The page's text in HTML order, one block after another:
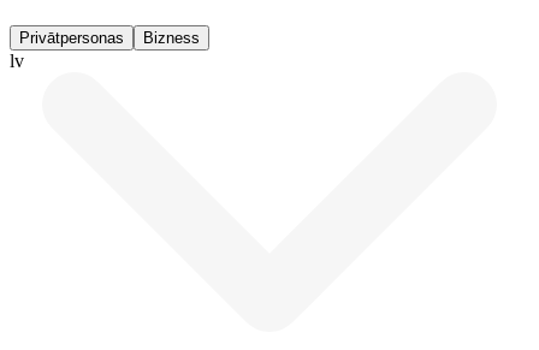
Privātpersonas Bizness
lv